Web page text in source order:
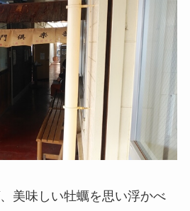
美味しい牡蠣を思い浮かべ